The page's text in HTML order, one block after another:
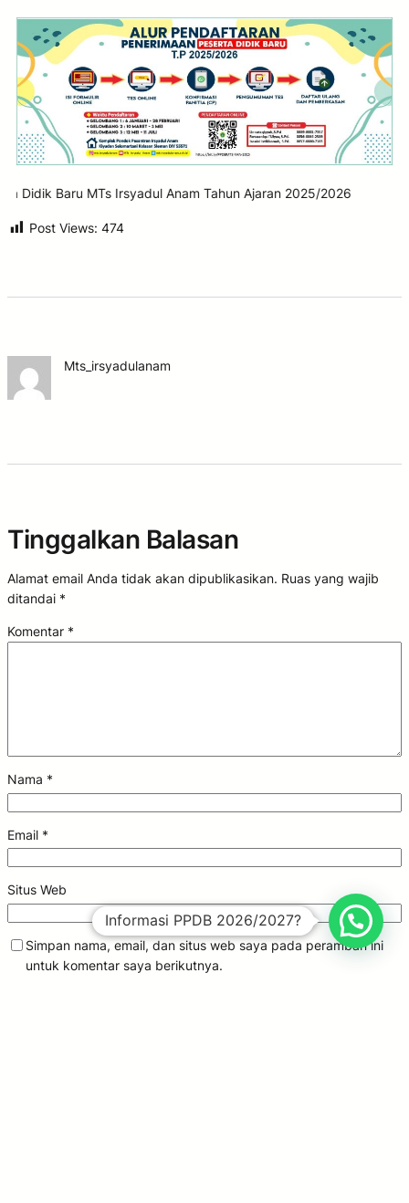
Baru MTs Irsyadul Anam Tahun Ajaran 2025/2026
Post Views: 474
Mts_irsyadulanam
Tinggalkan Balasan
Alamat email Anda tidak akan dipublikasikan. Ruas yang wajib
ditandai *
Komentar *
Nama *
Email *
Situs Web
Simpan nama, email, dan situs web saya pada peramban ini
untuk komentar saya berikutnya.
Informasi PPDB 2026/2027?